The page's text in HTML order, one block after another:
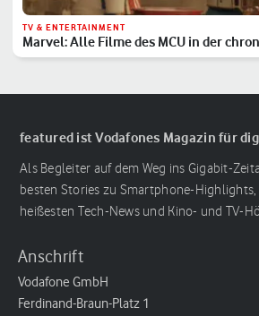
TV & ENTERTAINMENT
Marvel: Alle Filme des MCU in der
Reihenfolge
featured ist Vodafones Magazin für
Als Begleiter auf dem Weg ins Gigabit-
besten Stories zu Smartphone-Highlights,
heißesten Tech-News und Kino- und TV-
Anschrift
Vodafone GmbH
Ferdinand-Braun-Platz 1